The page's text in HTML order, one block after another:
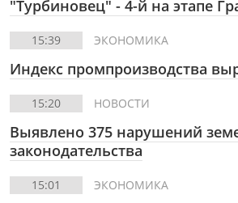
"Турбиновец" - 4-й на этапе
15:39 ЭКОНОМИКА
Индекс промпроизводства
15:20 НОВОСТИ
Выявлено 375 нарушений
законодательства
15:01 ЭКОНОМИКА